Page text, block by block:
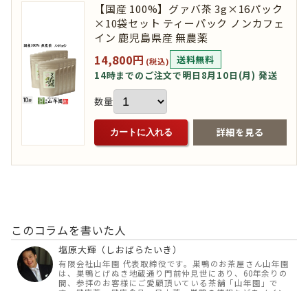
【国産 100%】グァバ茶 3g×16パック
×10袋セット ティーパック ノンカフェ
イン 鹿児島県産 無農薬
14,800円 (税込)
送料無料
14時までのご注文で明日8月10日(月) 発送
数量
カートに入れる 詳細を見る
このコラムを書いた人
塩原大輝（しおばらたいき）
有限会社山年園 代表取締役です。巣鴨のお茶屋さん山年園
は、巣鴨とげぬき地蔵通り門前仲見世にあり、60年余りの
間、参拝のお客様にご愛顧頂いている茶舗「山年園」で